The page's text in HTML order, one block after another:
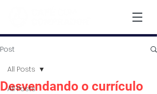
Post
All Posts
All Posts
Desvendando o currículo